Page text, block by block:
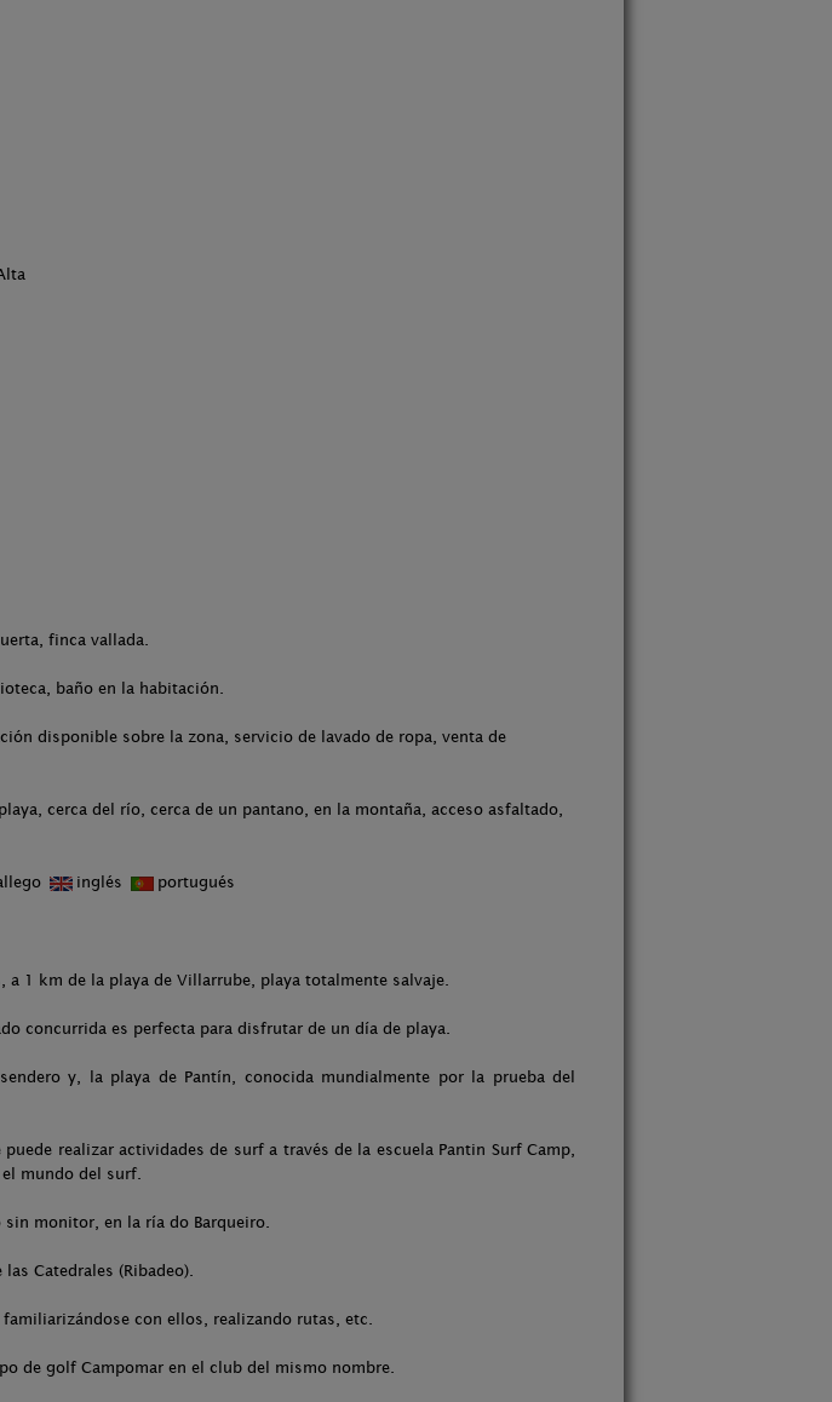
finca vallada.
baño en la habitación.
disponible sobre la zona, servicio de lavado de ropa, venta de
cerca del río, cerca de un pantano, en la montaña, acceso asfaltado,
inglés portugués
a 1 km de la playa de Villarrube, playa totalmente salvaje.
concurrida es perfecta para disfrutar de un día de playa.
y, la playa de Pantín, conocida mundialmente por la prueba del
realizar actividades de surf a través de la escuela Pantin Surf Camp,
mundo del surf.
sin monitor, en la ría do Barqueiro.
Catedrales (Ribadeo).
con ellos, realizando rutas, etc.
de golf Campomar en el club del mismo nombre.